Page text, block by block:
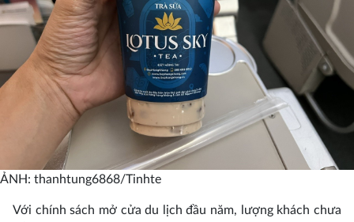
ẢNH: thanhtung6868/Tinhte
Với chính sách mở cửa du lịch đầu năm, lượng khách chưa